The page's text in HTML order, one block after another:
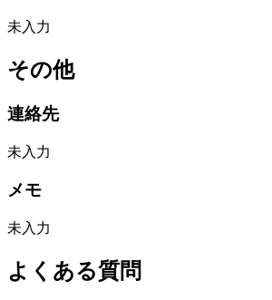
未入力
その他
連絡先
未入力
メモ
未入力
よくある質問